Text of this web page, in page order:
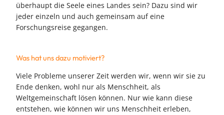
überhaupt die Seele eines Landes sein? Dazu sind wir
jeder einzeln und auch gemeinsam auf eine
Forschungsreise gegangen.
Was hat uns dazu motiviert?
Viele Probleme unserer Zeit werden wir, wenn wir sie zu
Ende denken, wohl nur als Menschheit, als
Weltgemeinschaft lösen können. Nur wie kann diese
entstehen, wie können wir uns Menschheit erleben,